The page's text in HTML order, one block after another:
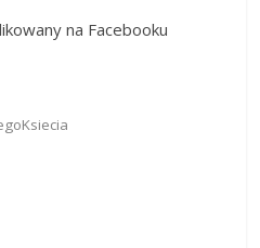
na Facebooku